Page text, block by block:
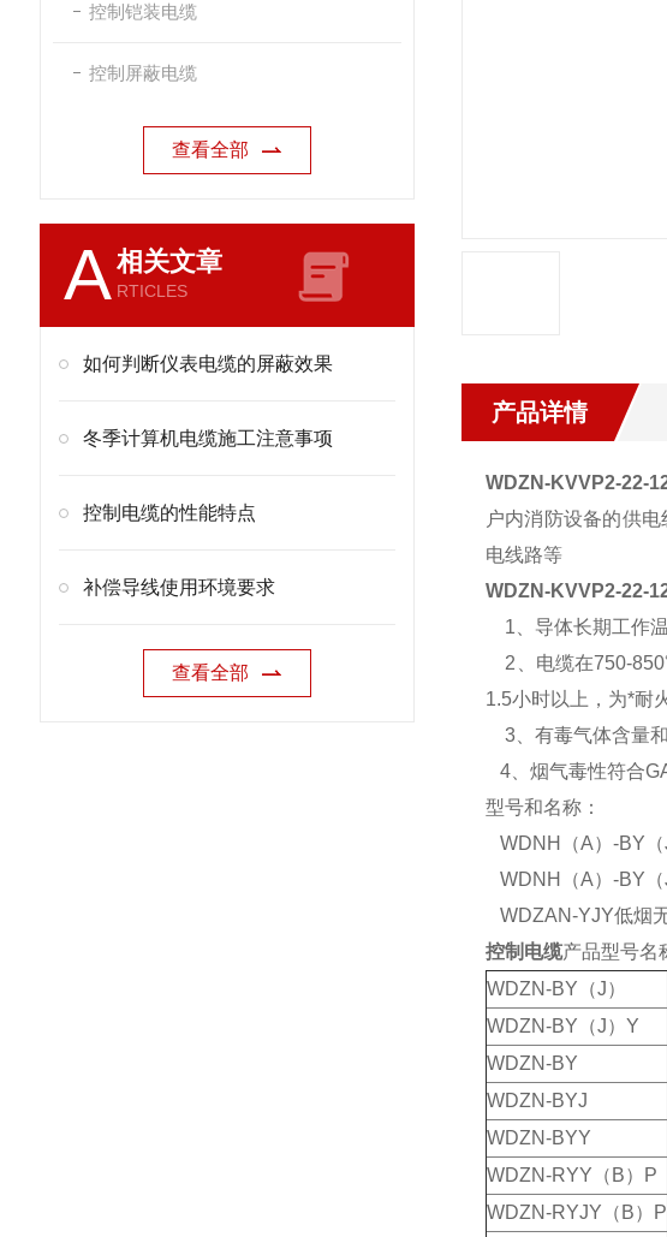
控制铠装电缆
控制屏蔽电缆
查看全部
A相关文章
RTICLES
如何判断仪表电缆的屏蔽效果
冬季计算机电缆施工注意事项
控制电缆的性能特点
补偿导线使用环境要求
查看全部
产品详情
WDZN-KVVP2-22-
户内消防设备的供
电线路等
WDZN-KVVP2-22-
1、导体长期工作
2、电缆在750-
1.5小时以上，为*耐
3、有毒气体含量
4、烟气毒性符合
型号和名称：
WDNH（A）-BY
WDNH（A）-BY
WDZAN-YJY低烟
控制电缆产品型号名
WDZN-BY（J）
WDZN-BY（J）Y
WDZN-BY
WDZN-BYJ
WDZN-BYY
WDZN-RYY（B）P
WDZN-RYJY（B）P